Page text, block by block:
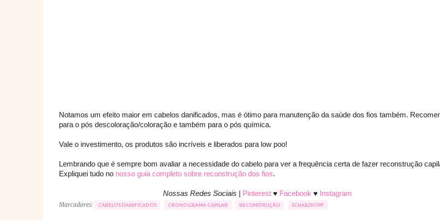
Notamos um efeito maior em cabelos danificados, mas é ótimo para manutenção da saúde dos fios também.
para o pós descoloração/coloração e também para o pós química.
Vale o investimento, os produtos são incríveis e liberados para low poo!
Lembrando que é sempre bom avaliar a necessidade do cabelo para ver a frequência certa de fazer reconstrução
Expliquei tudo no nosso guia completo sobre reconstrução dos fios.
Nossas Redes Sociais | Pinterest ♥ Facebook ♥ Instagram
Marcadores: CABELOS DANIFICADOS CRONOGRAMA CAPILAR RECONSTRUÇÃO SCHARZKOPF